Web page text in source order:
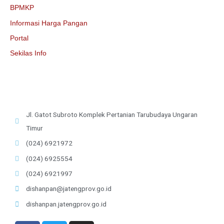
BPMKP
Informasi Harga Pangan
Portal
Sekilas Info
Jl. Gatot Subroto Komplek Pertanian Tarubudaya Ungaran
Timur
(024) 6921972
(024) 6925554
(024) 6921997
dishanpan@jatengprov.go.id
dishanpan.jatengprov.go.id